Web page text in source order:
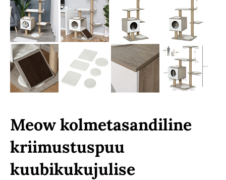
Meow kolmetasandiline
kriimustuspuu
kuubikukujulise